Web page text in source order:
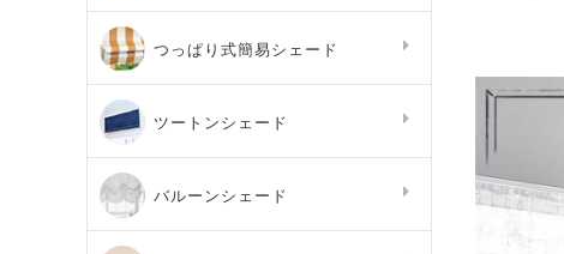
つっぱり式簡易シェード
ツートンシェード
バルーンシェード